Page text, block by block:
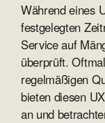
Während eines
festgelegten
Service auf
überprüft.
regelmäßigen
bieten diesen
an und